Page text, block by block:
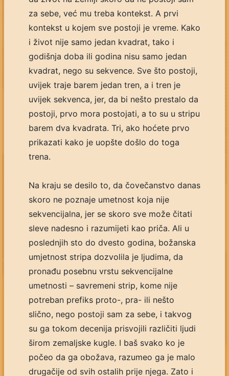
za sebe, već mu treba kontekst. A prvi
kontekst u kojem sve postoji je vreme. Kako
i život nije samo jedan kvadrat, tako i
godišnja doba ili godina nisu samo jedan
kvadrat, nego su sekvence. Sve što postoji,
uvijek traje barem jedan tren, a i tren je
uvijek sekvenca, jer, da bi nešto prestalo da
postoji, prvo mora postojati, a to su u stripu
barem dva kvadrata. Tri, ako hoćete prvo
prikazati kako je uopšte došlo do toga
trena.
Na kraju se desilo to, da čovečanstvo danas
skoro ne poznaje umetnost koja nije
sekvencijalna, jer se skoro sve može čitati
sleve nadesno i razumijeti kao priča. Ali u
poslednjih sto do dvesto godina, božanska
umjetnost stripa dozvolila je ljudima, da
pronađu posebnu vrstu sekvencijalne
umetnosti – savremeni strip, kome nije
potreban prefiks proto-, pra- ili nešto
slično, nego postoji sam za sebe, i takvog
su ga tokom decenija prisvojili različiti ljudi
širom zemaljske kugle. I baš svako ko je
počeo da ga obožava, razumeo ga je malo
drugačije od svih ostalih prije njega. Zato i